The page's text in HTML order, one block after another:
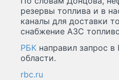
резервы топлива и в
каналы для доставки
снабжение АЗС
РБК направил запрос
области.
rbc.ru